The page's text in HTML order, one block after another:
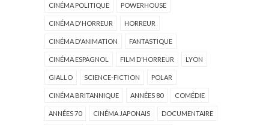
CINÉMA POLITIQUE POWERHOUSE
CINÉMA D'HORREUR HORREUR
CINÉMA D'ANIMATION FANTASTIQUE
CINÉMA ESPAGNOL FILM D'HORREUR LYON
GIALLO SCIENCE-FICTION POLAR
CINÉMA BRITANNIQUE ANNÉES 80 COMÉDIE
ANNÉES 70 CINÉMA JAPONAIS DOCUMENTAIRE